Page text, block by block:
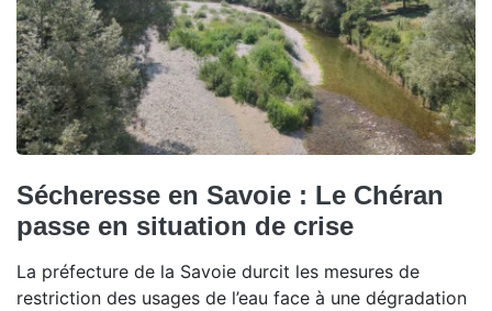
Sécheresse en Savoie : Le Chéran
passe en situation de crise
La préfecture de la Savoie durcit les mesures de
restriction des usages de l’eau face à une dégradation